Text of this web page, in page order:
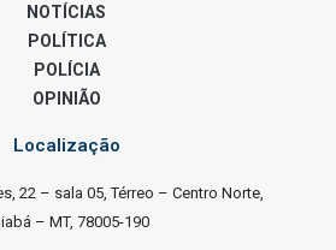
NOTÍCIAS
POLÍTICA
POLÍCIA
OPINIÃO
Localização
22 – sala 05, Térreo – Centro Norte,
– MT, 78005-190